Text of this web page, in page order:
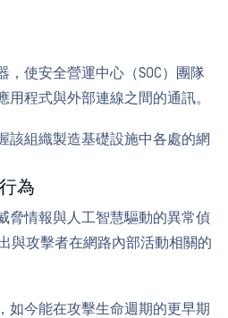
使安全營運中心（SOC）團隊
程式與外部連線之間的通訊。
該組織製造基礎設施中各處的網
為
脅情報與人工智慧驅動的異常偵
與攻擊者在網路內部活動相關的
如今能在攻擊生命週期的更早期